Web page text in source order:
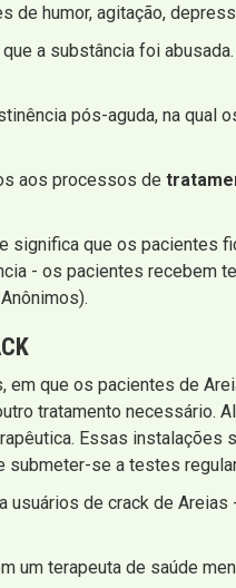
humor, agitação,
a substância foi
pós-aguda, na qual
aos processos de
que os pacientes
- os pacientes recebem
que os pacientes de
tratamento necessário.
Essas
se a testes
de crack de
um terapeuta de saúde